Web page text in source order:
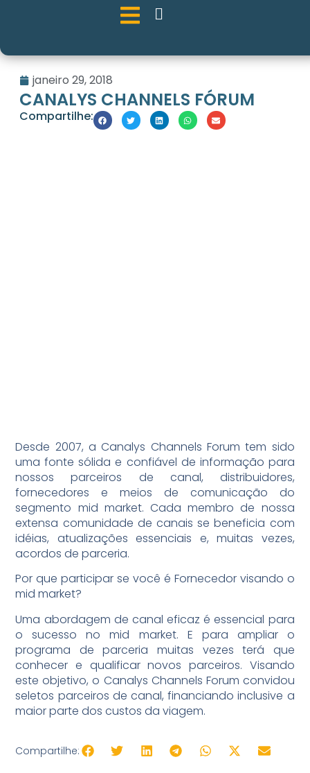
janeiro 29, 2018
CANALYS CHANNELS FÓRUM
Compartilhe:
Desde 2007, a Canalys Channels Forum tem sido
uma fonte sólida e confiável de informação para
nossos parceiros de canal, distribuidores,
fornecedores e meios de comunicação do
segmento mid market. Cada membro de nossa
extensa comunidade de canais se beneficia com
idéias, atualizações essenciais e, muitas vezes,
acordos de parceria.
Por que participar se você é Fornecedor visando o
mid market?
Uma abordagem de canal eficaz é essencial para
o sucesso no mid market. E para ampliar o
programa de parceria muitas vezes terá que
conhecer e qualificar novos parceiros. Visando
este objetivo, o Canalys Channels Forum convidou
seletos parceiros de canal, financiando inclusive a
maior parte dos custos da viagem.
Compartilhe: